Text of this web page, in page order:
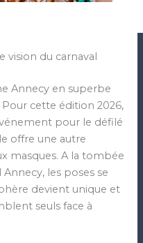
vision du carnaval
Annecy en superbe
cette édition 2026,
pour le défilé
offre une autre
masques. A la tombée
les poses se
devient unique et
seuls face à